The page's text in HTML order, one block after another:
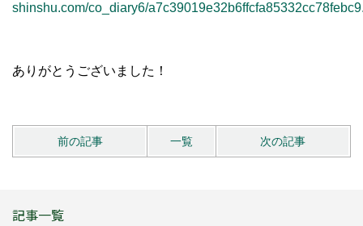
shinshu.com/co_diary6/
ありがとうございました！
前の記事 一覧 次の記事
記事一覧